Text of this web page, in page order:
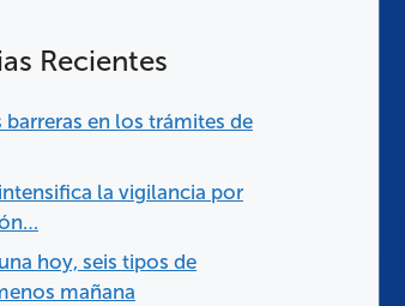
Recientes
barreras en los trámites de
la vigilancia por
hoy, seis tipos de
mañana